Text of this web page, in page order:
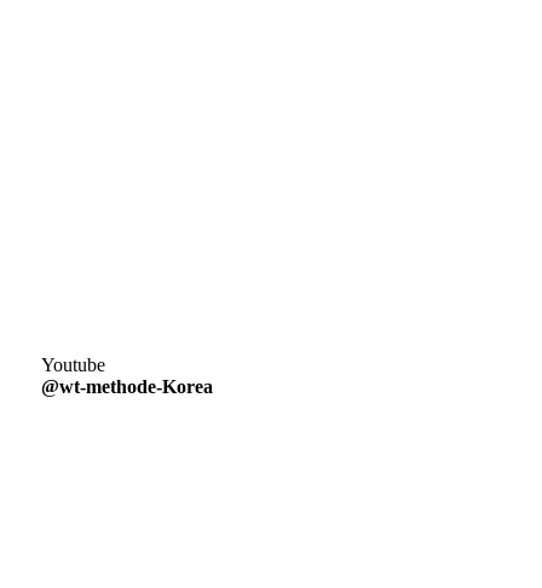
Youtube
@wt-methode-Korea